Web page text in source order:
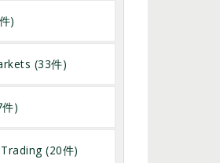
)
(33件)
)
(20件)